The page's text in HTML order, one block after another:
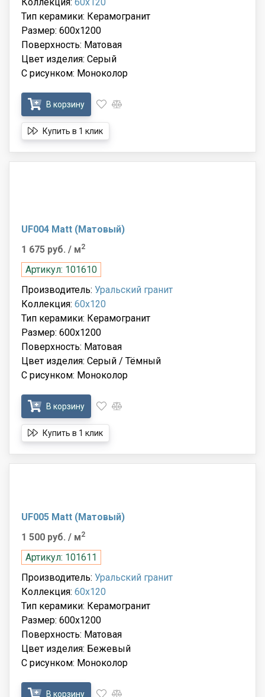
Тип керамики: Керамогранит
Размер: 600x1200
Поверхность: Матовая
Цвет изделия: Серый
С рисунком: Моноколор
В корзину
Купить в 1 клик
UF004 Matt (Матовый)
1 675 руб. / м2
Артикул: 101610
Производитель: Уральский гранит
Коллекция: 60x120
Тип керамики: Керамогранит
Размер: 600x1200
Поверхность: Матовая
Цвет изделия: Серый / Тёмный
С рисунком: Моноколор
В корзину
Купить в 1 клик
UF005 Matt (Матовый)
1 500 руб. / м2
Артикул: 101611
Производитель: Уральский гранит
Коллекция: 60x120
Тип керамики: Керамогранит
Размер: 600x1200
Поверхность: Матовая
Цвет изделия: Бежевый
С рисунком: Моноколор
В корзину